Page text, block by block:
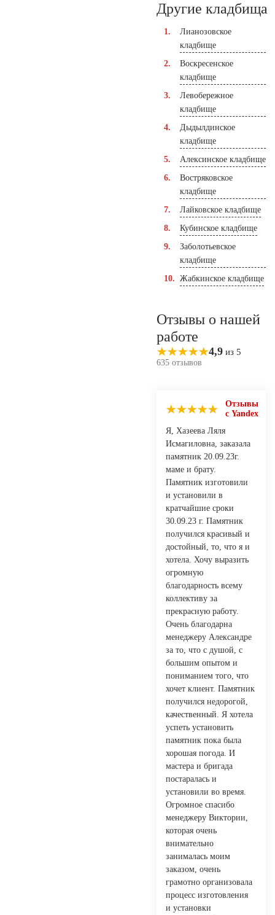
Другие кладбища
Лианозовское
кладбище
Воскресенское
кладбище
Левобережное
кладбище
Дыдылдинское
кладбище
Алексинское кладбище
Востряковское
кладбище
Лайковское кладбище
Кубинское кладбище
Заболотьевское
кладбище
Жабкинское кладбище
Отзывы о нашей
работе
4,9 из 5
635 отзывов
Отзывы
с Yandex
Я, Хазеева Ляля
Исмагиловна, заказала
памятник 20.09.23г.
маме и брату.
Памятник изготовили
и установили в
кратчайшие сроки
30.09.23 г. Памятник
получился красивый и
достойный, то, что я и
хотела. Хочу выразить
огромную
благодарность всему
коллективу за
прекрасную работу.
Очень благодарна
менеджеру Александре
за то, что с душой, с
большим опытом и
пониманием того, что
хочет клиент. Памятник
получился недорогой,
качественный. Я хотела
успеть установить
памятник пока была
хорошая погода. И
мастера и бригада
постаралась и
установили во время.
Огромное спасибо
менеджеру Виктории,
которая очень
внимательно
занималась моим
заказом, очень
грамотно организовала
процесс изготовления
и установки